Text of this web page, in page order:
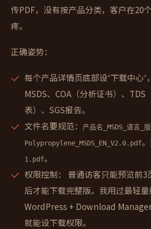
传PDF，没有按产品分类，客户在20
疼。
正确姿势：
每个产品详情页底部设“下载中心”
MSDS、COA（分析证书）、TDS
表）、SGS报告。
文件名要规范：
产品名_MSDS_语言_
Polypropylene_MSDS_EN_V2.0.pdf
1.pdf。
权限控制： 普通访客只能预览前3
后才能下载完整版。我用过最轻量
WordPress + Download
就能设下载权限。